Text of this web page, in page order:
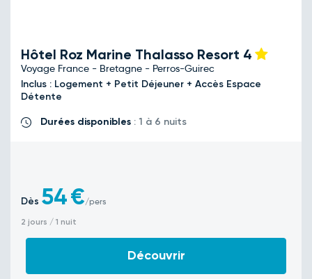
Hôtel Roz Marine Thalasso Resort 4
Voyage France - Bretagne - Perros-Guirec
Inclus : Logement + Petit Déjeuner + Accès Espace
Détente
Durées disponibles : 1 à 6 nuits
Dès 54€/pers
2 jours / 1 nuit
Découvrir